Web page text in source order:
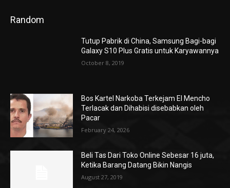
Random
Tutup Pabrik di China, Samsung Bagi-bagi
Galaxy S10 Plus Gratis untuk Karyawannya
October 8, 2019
Bos Kartel Narkoba Terkejam El Mencho
Terlacak dan Dihabisi disebabkan oleh
Pacar
February 24, 2026
Beli Tas Dari Toko Online Sebesar 16 juta,
Ketika Barang Datang Bikin Nangis
August 27, 2019